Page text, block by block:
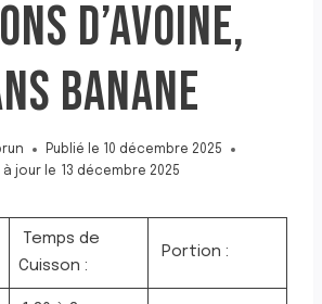
D’AVOINE,
BANANE
Publié le
10 décembre 2025
à jour le
13 décembre 2025
Temps de
Cuisson :
Portion :